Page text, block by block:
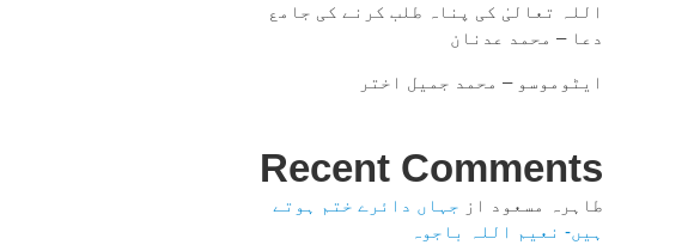
اللہ تعالیٰ کی پناہ طلب کرنے کی جامع
دعا – محمد عدنان
ایٹوموسو – محمد جمیل اختر
Recent Comments
طاہرہ مسعود از جہاں دائرے ختم ہوتے
ہیں- نعیم اللہ باجوہ